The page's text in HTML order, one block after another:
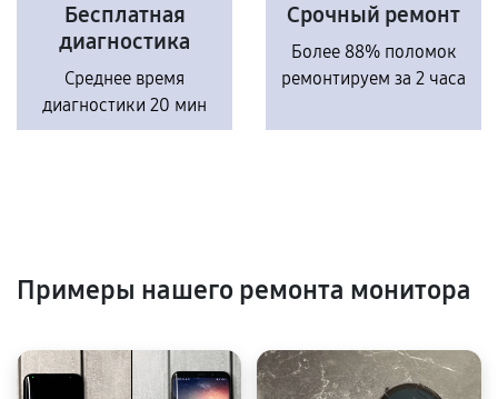
Бесплатная
диагностика
Среднее время
диагностики 20 мин
Срочный ремонт
Более 88% поломок
ремонтируем за 2 часа
Примеры нашего ремонта монитора